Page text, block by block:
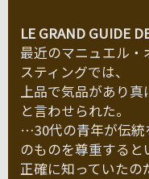
LE GRAND GUIDE
最近のマニュエル・
スティングでは、
上品で気品があり
と言わせられた。
…30代の青年が伝統
のものを尊重すると
正確に知っていたの